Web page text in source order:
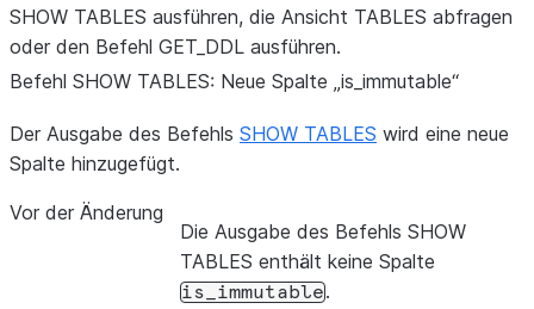
SHOW TABLES ausführen, die Ansicht TABLES abfragen
oder den Befehl GET_DDL ausführen.
Befehl SHOW TABLES: Neue Spalte „is_ immutable“
Der Ausgabe des Befehls SHOW TABLES wird eine neue
Spalte hinzugefügt.
Vor der Änderung
Die Ausgabe des Befehls SHOW
TABLES enthält keine Spalte
is_immutable.